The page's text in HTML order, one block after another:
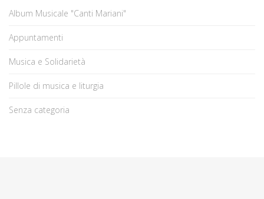
Album Musicale "Canti Mariani"
Appuntamenti
Musica e Solidarietà
Pillole di musica e liturgia
Senza categoria